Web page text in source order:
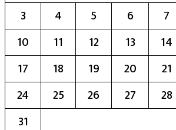
3
4 5 6 7
10
11 12 13 14
17
18 19 20 21
24
25 26 27 28
31